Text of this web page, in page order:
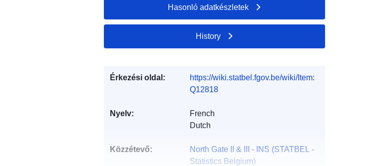
Hasonló adatkészletek
History
Érkezési oldal:
https://wiki.statbel.fgov.be/wiki/Item:
Q12818
Nyelv:
French
Dutch
Közzétevő:
North Gate II & III - INS (STATBEL -
Statistics Belgium)